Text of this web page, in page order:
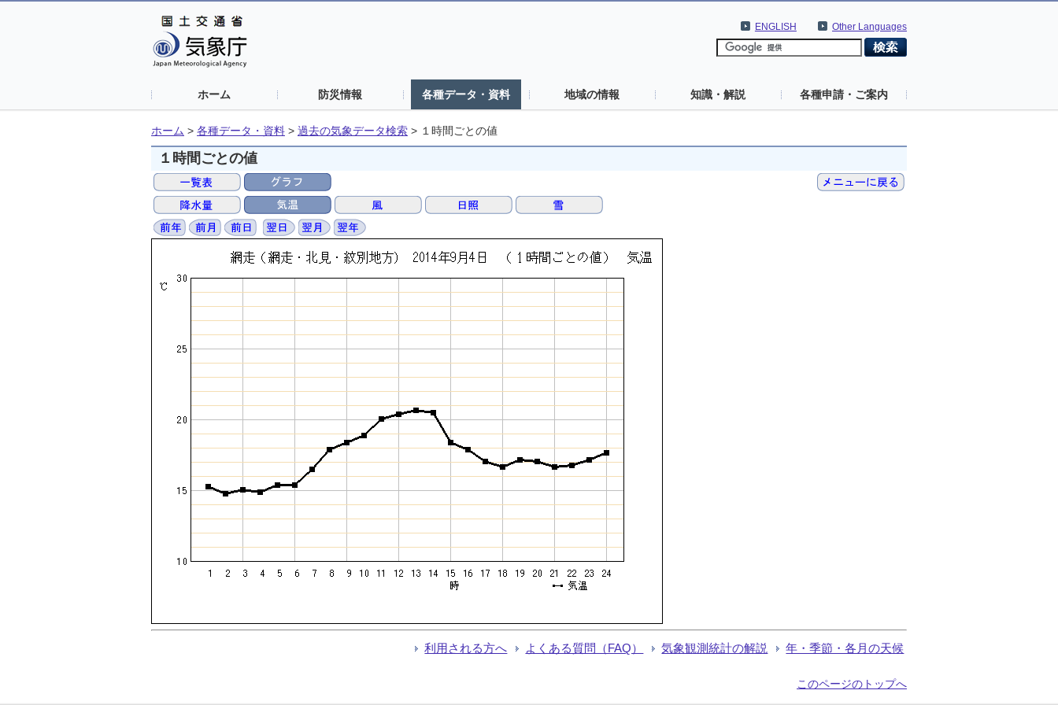
Other Languages
ENGLISH
ホーム 防災情報 各種データ・資料 地域の情報 知識・解説 各種申請・ご案内
ホーム > 各種データ・資料 > 過去の気象データ検索 > １時間ごとの値
１時間ごとの値
利用される方へ よくある質問（FAQ） 気象観測統計の解説 年・季節・各月の天候
このページのトップへ